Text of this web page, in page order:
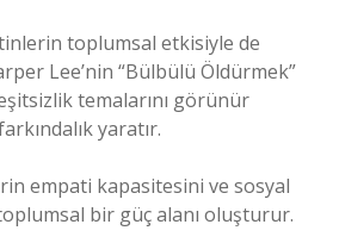
toplumsal etkisiyle de
Lee’nin “Bülbülü Öldürmek”
temalarını görünür
yaratır.
empati kapasitesini ve sosyal
bir güç alanı oluşturur.